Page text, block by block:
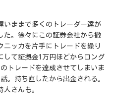
いままで多くのトレーダー達が
た。徐々にこの証券会社から撤
ニッカを片手にトレードを繰り
して証拠金1万円ほどからロング
トレードを達成させてしまいま
。持ち直したから出金される。
さんも。